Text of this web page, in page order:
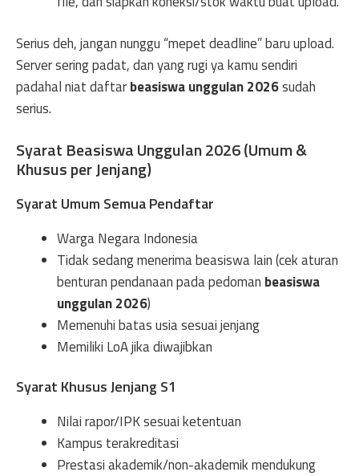
Serius deh, jangan nunggu “mepet deadline” baru upload.
Server sering padat, dan yang rugi ya kamu sendiri
padahal niat daftarbeasiswa unggulan 2026sudah
serius.
Syarat Beasiswa Unggulan 2026 (Umum &
Khusus per Jenjang)
Syarat Umum Semua Pendaftar
Warga Negara Indonesia
Tidak sedang menerima beasiswa lain (cek aturan
benturan pendanaan pada pedoman beasiswa
unggulan 2026)
Memenuhi batas usia sesuai jenjang
Memiliki LoA jika diwajibkan
Syarat Khusus Jenjang S1
Nilai rapor/IPK sesuai ketentuan
Kampus terakreditasi
Prestasi akademik/non-akademik mendukung